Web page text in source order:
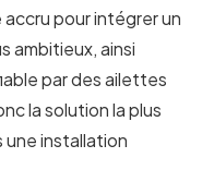
pour intégrer un
ambitieux, ainsi
par des ailettes
la solution la plus
installation